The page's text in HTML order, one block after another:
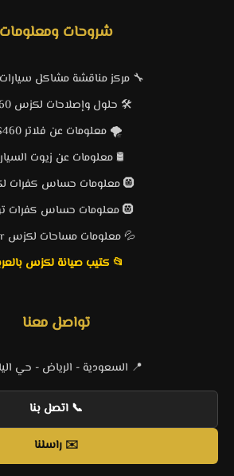
شروحات ومعلومات
🔧 مركز مناقشة مشاكل
🛠️ حلول وإصلاحات لكزس LS460
🌪️ معلومات عن فلاتر LS460
🛢️ معلومات عن زيوت
🛞 معلومات حساس كفرات لكزس
🛞 معلومات حساس كفرات تويوتا
💦 معلومات مساحات لكزس wiper
📂 كتيب صيانة لكزس
تواصل معنا
📍 السعودية - الرياض - حي
📞 اتصل بنا
✉️ راسلنا